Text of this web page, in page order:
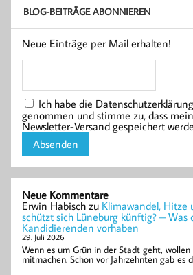
BLOG-BEITRÄGE ABONNIEREN
Neue Einträge per Mail erhalten!
Ich habe die
genommen und stimme zu, dass
Newsletter-Versand gespeichert
Neue Kommentare
Erwin Habisch zu Klimawandel, Hitze
schützt sich Lüneburg künftig? – Was
Kandidierenden vorhaben
29. Juli 2026
Wenn es um Grün in der Stadt geht,
mitmachen. Schon vor Jahrzehnten gab es